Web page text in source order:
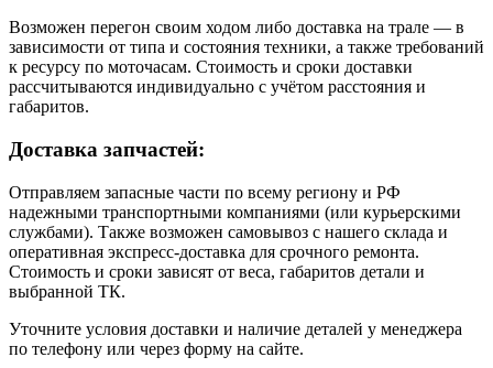
Возможен перегон своим ходом либо доставка на трале — в
зависимости от типа и состояния техники, а также требований
к ресурсу по моточасам. Стоимость и сроки доставки
рассчитываются индивидуально с учётом расстояния и
габаритов.
Доставка запчастей:
Отправляем запасные части по всему региону и РФ
надежными транспортными компаниями (или курьерскими
службами). Также возможен самовывоз с нашего склада и
оперативная экспресс-доставка для срочного ремонта.
Стоимость и сроки зависят от веса, габаритов детали и
выбранной ТК.
Уточните условия доставки и наличие деталей у менеджера
по телефону или через форму на сайте.